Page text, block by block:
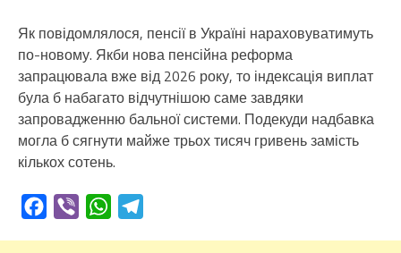
Як повідомлялося, пенсії в Україні нараховуватимуть
по-новому. Якби нова пенсійна реформа
запрацювала вже від 2026 року, то індексація виплат
була б набагато відчутнішою саме завдяки
запровадженню бальної системи. Подекуди надбавка
могла б сягнути майже трьох тисяч гривень замість
кількох сотень.
Facebook
Viber WhatsApp